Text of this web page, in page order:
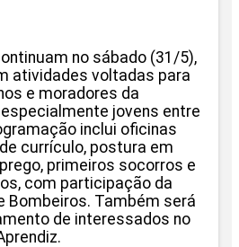
no sábado (31/5),
atividades voltadas para
e moradores da
jovens entre
inclui oficinas
currículo, postura em
primeiros socorros e
com participação da
Bombeiros. Também será
de interessados no